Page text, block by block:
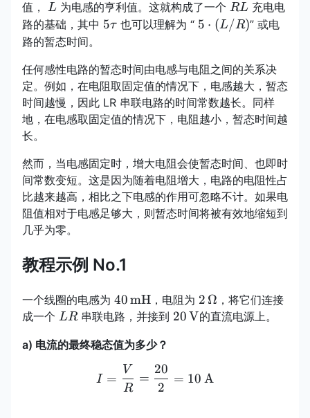
{R}
值， L
L 为电感的亨利值。这就构成了一个 RL
RL 充电电
路的基础，其中 5\tau
5τ 也可以理解为 “ 5\cdot(L/R)
5 ⋅ (L/R)” 或电
路的暂态时间。
任何感性电路的暂态时间由电感与电阻之间的关系决
定。例如，在电阻取固定值的情况下，电感越大，暂态
时间越慢，因此 LR 串联电路的时间常数越长。同样
地，在电感取固定值的情况下，电阻越小，暂态时间越
长。
然而，当电感固定时，增大电阻会使暂态时间、也即时
间常数变短。这是因为随着电阻增大，电路的电阻性占
比越来越高，相比之下电感的作用可忽略不计。如果电
阻值相对于电感足够大，则暂态时间将被有效地缩短到
几乎为零。
教程示例 No.1
一个线圈的电感为 40\,\mathrm{mH}
40mH ，电阻为 2\,\Omega
2 Ω ，将它们连接
成一个 LR
LR串联电路，并接到 20\,\mathrm{V}
20V的直流电源上。
a) 电流的最终稳态值为多少？
I =
R
V
=
2
20
= 10 A